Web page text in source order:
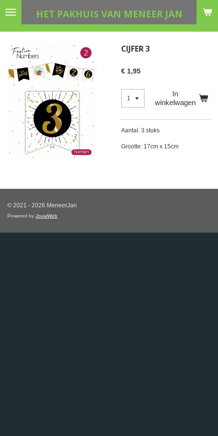
Ga
hoofdinhoud
HET PAKHUIS VAN MENEER JAN
CIJFER 3
€ 1,95
In
winkelwagen
Aantal: 3 stuks
Grootte: 17cm x 15cm
© 2021 - 2026 MeneerJan
Powered by JouwWeb